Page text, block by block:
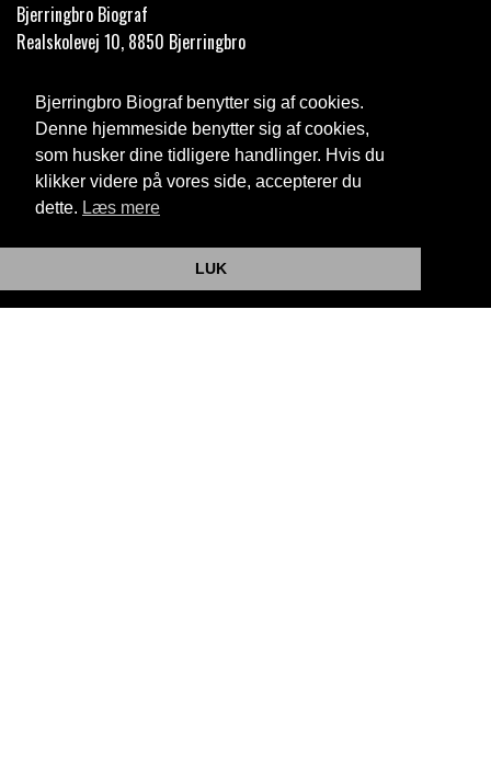
Bjerringbro Biograf benytter sig af cookies.
Denne hjemmeside benytter sig af cookies,
som husker dine tidligere handlinger. Hvis du
klikker videre på vores side, accepterer du
dette. Læs mere
LUK
Bjerringbro Biograf
Realskolevej 10, 8850 Bjerringbro
Telefon:35 11 59 59
Email: info@bjerringbrobiograf.dk
Cookie- og privatlivspolitik